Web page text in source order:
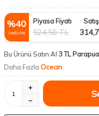
%40
İndirim
Piyasa Fiyatı
524,50TL
Bu Ürünü Satın Al 3 TL
Daha Fazla Ocean